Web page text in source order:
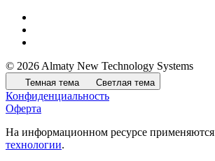
© 2026 Almaty New Technology Systems
Темная тема Светлая тема
Конфиденциальность
Оферта
На информационном ресурсе применяются
технологии.